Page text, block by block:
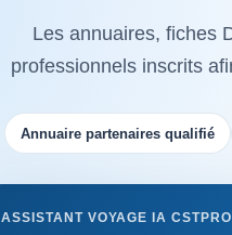
Les annuaires, fiches
professionnels inscrits
Annuaire partenaires qualifié
ASSISTANT VOYAGE IA